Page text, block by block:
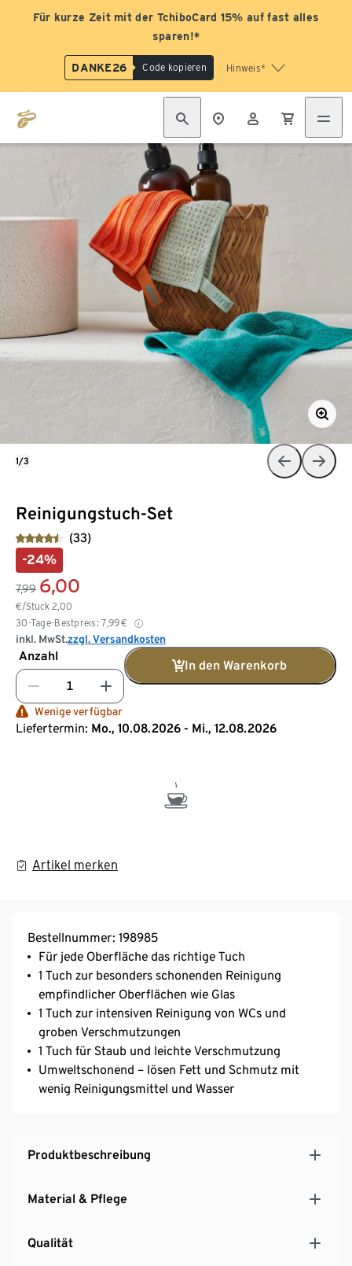
Für kurze Zeit mit der TchiboCard 15% auf fast alles
sparen!*
DANKE26 Code kopieren Hinweis*
Reinigungstuch-Set
(33)
-24%
7,99 6,00
€/Stück 2,00
30-Tage-Bestpreis: 7,99€
inkl. MwSt.zzgl. Versandkosten
Anzahl
In den Warenkorb
Wenige verfügbar
Liefertermin: Mo., 10.08.2026 - Mi., 12.08.2026
Artikel merken
1/3
Bestellnummer: 198985
Für jede Oberfläche das richtige Tuch
1 Tuch zur besonders schonenden Reinigung
empfindlicher Oberflächen wie Glas
1 Tuch zur intensiven Reinigung von WCs und
groben Verschmutzungen
1 Tuch für Staub und leichte Verschmutzung
Umweltschonend – lösen Fett und Schmutz mit
wenig Reinigungsmittel und Wasser
Produktbeschreibung
Material & Pflege
Qualität